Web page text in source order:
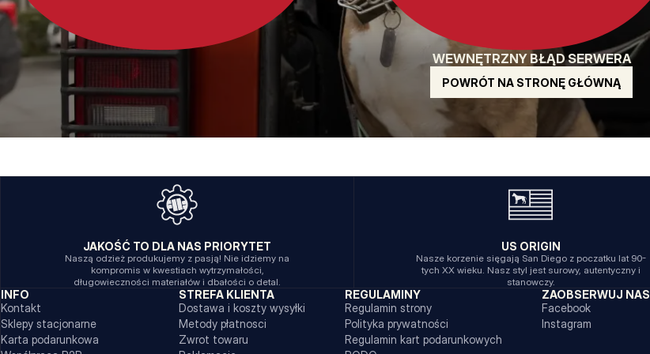
WEWNĘTRZNY BŁĄD SERWERA
POWRÓT NA STRONĘ GŁÓWNĄ
JAKOŚĆ TO DLA NAS PRIORYTET
Naszą odzież produkujemy z pasją! Nie idziemy na
kompromis w kwestiach wytrzymałości,
długowieczności materiałów i dbałości o detal.
US ORIGIN
Nasze korzenie sięgają San Diego z poczatku lat 90-
tych XX wieku. Nasz styl jest surowy, autentyczny i
stanowczy.
INFO
Kontakt
Sklepy stacjonarne
Karta podarunkowa
STREFA KLIENTA
Dostawa i koszty wysyłki
Metody płatnosci
Zwrot towaru
REGULAMINY
Regulamin strony
Polityka prywatności
Regulamin kart podarunkowych
ZAOBSERWUJ NAS
Facebook
Instagram